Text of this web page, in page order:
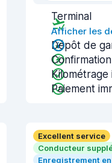
Terminal
Afficher les
Dépôt de
Kilométrage
Paiement
Excellent service
Conducteur
Enregistrement